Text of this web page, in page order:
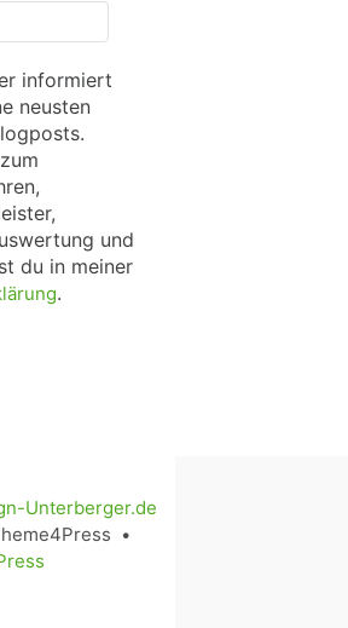
informiert
neusten
und
du in meiner
.
Unterberger.de
•